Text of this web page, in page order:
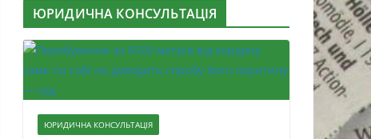
ЮРИДИЧНА КОНСУЛЬТАЦІЯ
ЮРИДИЧНА КОНСУЛЬТАЦІЯ